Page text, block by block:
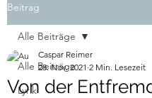
Beitrag
Alle Beiträge
Lyrik
Alle Beiträge
Von der
Caspar Reimer
28. Nov. 2021 2 Min. Lesezeit